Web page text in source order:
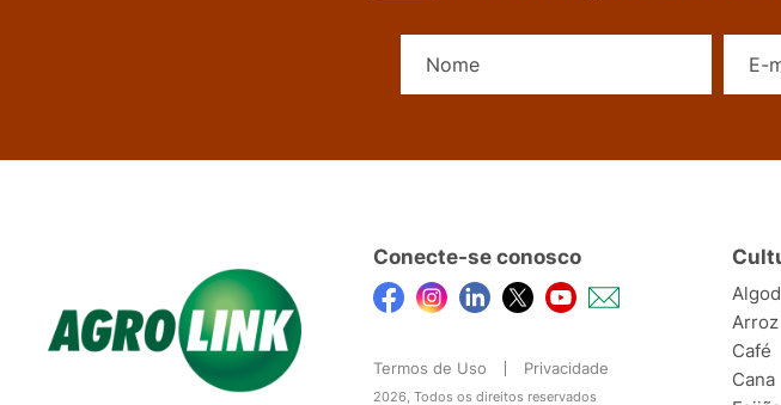
Conecte-se conosco
Termos de Uso Privacidade
2026, Todos os direitos reservados
Arroz
Café
Cana